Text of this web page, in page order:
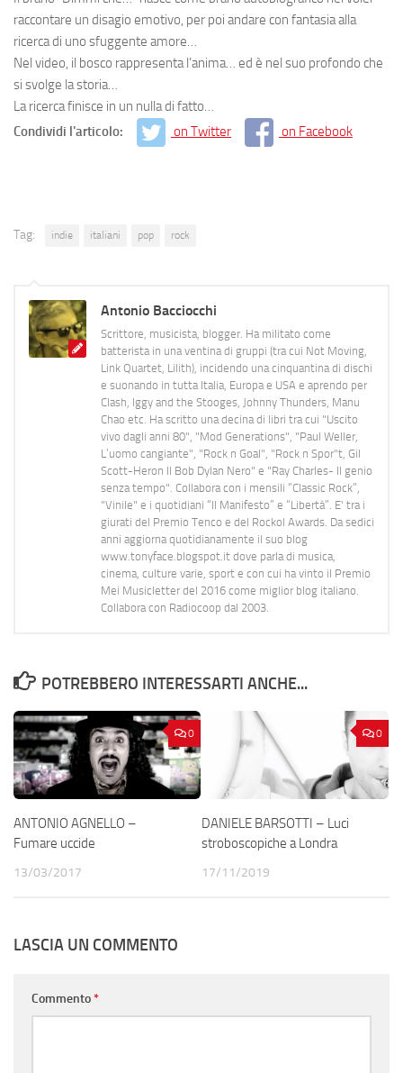
raccontare un disagio emotivo, per poi andare con fantasia alla
ricerca di uno sfuggente amore…
Nel video, il bosco rappresenta l’anima… ed è nel suo profondo che
si svolge la storia…
La ricerca finisce in un nulla di fatto…
Condividi l'articolo:
on Twitter on Facebook
Tag: indie italiani pop rock
Antonio Bacciocchi
Scrittore, musicista, blogger. Ha militato come
batterista in una ventina di gruppi (tra cui Not Moving,
Link Quartet, Lilith), incidendo una cinquantina di dischi
e suonando in tutta Italia, Europa e USA e aprendo per
Clash, Iggy and the Stooges, Johnny Thunders, Manu
Chao etc. Ha scritto una decina di libri tra cui "Uscito
vivo dagli anni 80", "Mod Generations", "Paul Weller,
L’uomo cangiante", "Rock n Goal", "Rock n Spor"t, Gil
Scott-Heron Il Bob Dylan Nero" e "Ray Charles- Il genio
senza tempo". Collabora con i mensili “Classic Rock”,
"Vinile" e i quotidiani “Il Manifesto” e “Libertà”. E' tra i
giurati del Premio Tenco e del Rockol Awards. Da sedici
anni aggiorna quotidianamente il suo blog
www.tonyface.blogspot.it dove parla di musica,
cinema, culture varie, sport e con cui ha vinto il Premio
Mei Musicletter del 2016 come miglior blog italiano.
Collabora con Radiocoop dal 2003.
POTREBBERO INTERESSARTI ANCHE...
0
ANTONIO AGNELLO –
Fumare uccide
13/03/2017
0
DANIELE BARSOTTI – Luci
stroboscopiche a Londra
17/11/2019
LASCIA UN COMMENTO
Commento*